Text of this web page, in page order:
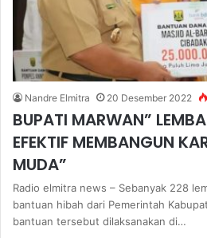
Nandre Elmitra 20 Desember 2022
BUPATI MARWAN”
EFEKTIF MEMBANGUN
MUDA”
Radio elmitra news – Sebanyak 228
bantuan hibah dari Pemerintah
bantuan tersebut dilaksanakan di…